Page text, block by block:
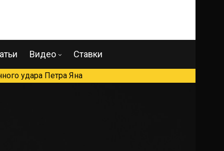
Видео Ставки
удара Петра Яна